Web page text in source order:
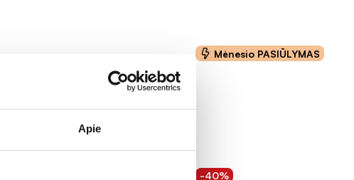
Apie
Mėnesio PASIŪLYMAS
-40%